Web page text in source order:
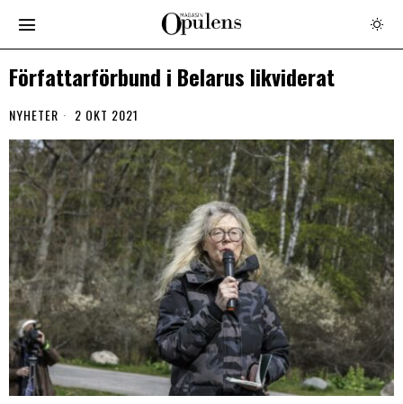
Författarförbund i Belarus likviderat
NYHETER 2 OKT 2021